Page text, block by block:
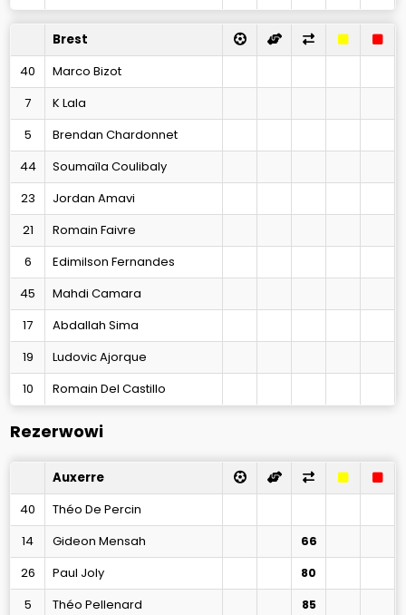
Brest
40
Marco Bizot
7
K Lala
5
Brendan Chardonnet
44
Soumaïla Coulibaly
23
Jordan Amavi
21
Romain Faivre
6
Edimilson Fernandes
45
Mahdi Camara
17
Abdallah Sima
19
Ludovic Ajorque
10
Romain Del Castillo
Rezerwowi
Auxerre
40
Théo De Percin
14
Gideon Mensah 66
26 Paul Joly 80
5 Théo Pellenard 85